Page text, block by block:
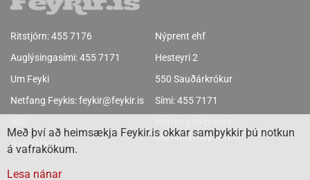
Ritstjórn:455 7176
Auglýsingasími:455 7171
Um Feyki
Netfang Feykis:feykir@feykir.is
Auglýsingar
Nýprent ehf
Hesteyri 2
550 Sauðárkrókur
Sími:455 7171
nyprent@nyprent.is
Með því að heimsækja Feykir.is okkar samþykkir þú notkun
á vafrakökum.
Lesa nánar